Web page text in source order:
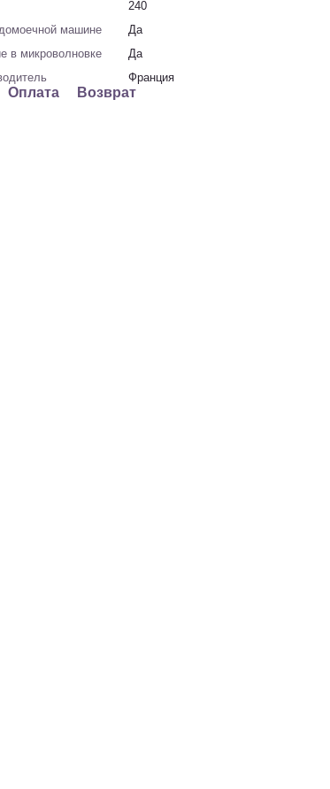
240
машине
Да
в микроволновке
Да
Франция
Оплата Возврат